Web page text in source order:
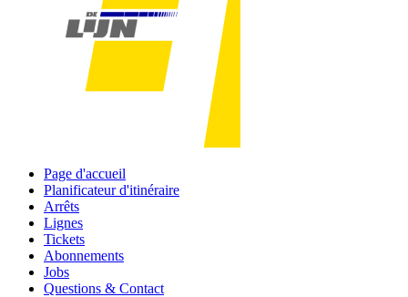
Page d'accueil
Planificateur d'itinéraire
Arrêts
Lignes
Tickets
Abonnements
Jobs
Questions & Contact